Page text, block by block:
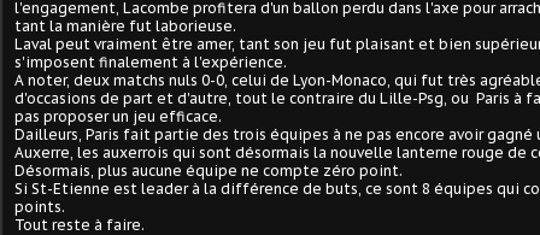
l'engagement, Lacombe profitera d'un ballon perdu dans l'axe pour
tant la manière fut laborieuse.
Laval peut vraiment être amer, tant son jeu fut plaisant et bien
s'imposent finalement à l'expérience.
A noter, deux matchs nuls 0-0, celui de Lyon-Monaco, qui fut très
d'occasions de part et d'autre, tout le contraire du Lille-Psg, ou Paris à
pas proposer un jeu efficace.
Dailleurs, Paris fait partie des trois équipes à ne pas encore avoir gagné
Auxerre, les auxerrois qui sont désormais la nouvelle lanterne rouge de
Désormais, plus aucune équipe ne compte zéro point.
Si St-Etienne est leader à la différence de buts, ce sont 8 équipes qui
points.
Tout reste à faire.